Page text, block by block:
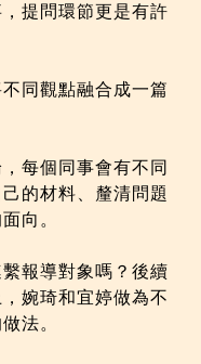
提問環節更是有許
同觀點融合成一篇
每個同事會有不同
的材料、釐清問題
向。
報導對象嗎？後續
婉琦和宜婷做為不
法。